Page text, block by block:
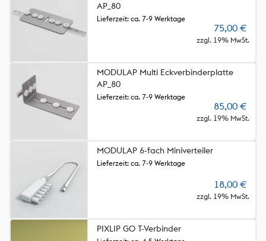
AP_80
75,00 €
zzgl. 19% MwSt.
Lieferzeit: ca. 7-9 Werktage
MODULAP Multi Eckverbinderplatte
AP_80
85,00 €
zzgl. 19% MwSt.
Lieferzeit: ca. 7-9 Werktage
MODULAP 6-fach Miniverteiler
18,00 €
zzgl. 19% MwSt.
Lieferzeit: ca. 7-9 Werktage
PIXLIP GO T-Verbinder